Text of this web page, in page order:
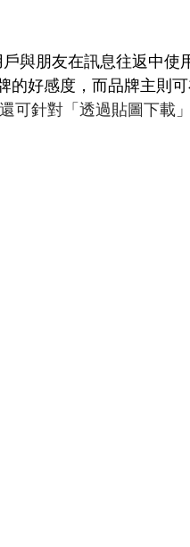
與朋友在訊息往返中使
的好感度，而品牌主則
可針對「透過貼圖下載